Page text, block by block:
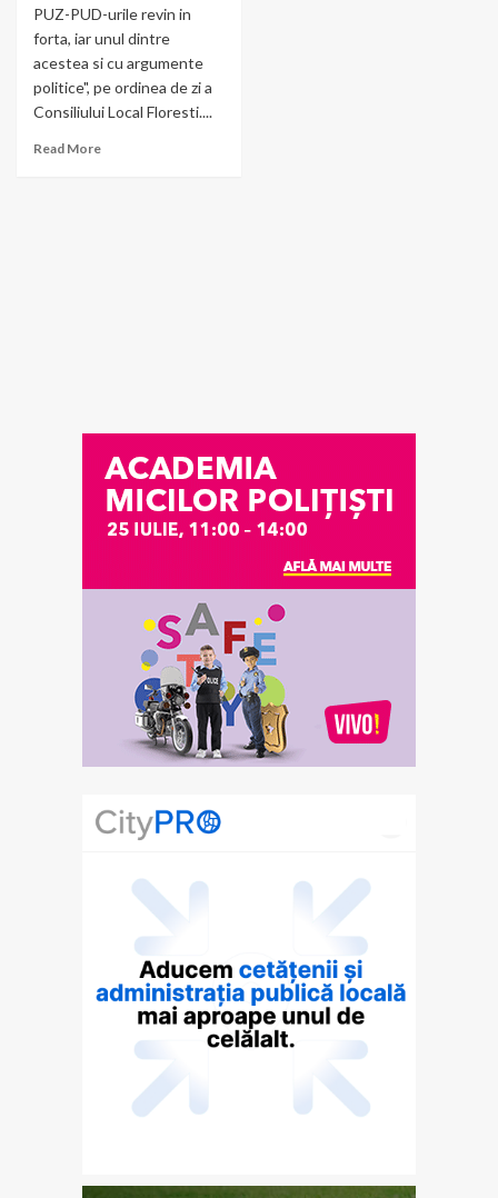
PUZ-PUD-urile revin in
forta, iar unul dintre
acestea si cu argumente
politice", pe ordinea de zi a
Consiliului Local Floresti....
Read More